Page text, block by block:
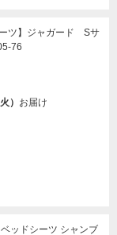
ツ】ジャガード Sサ
76
） お届け
ッドシーツ シャンブ